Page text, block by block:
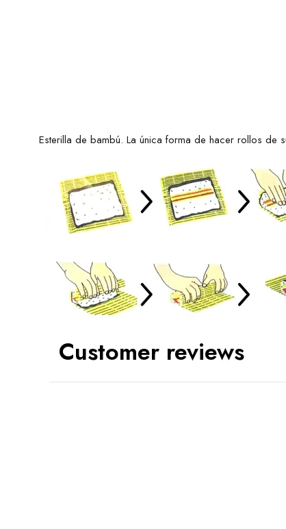
Esterilla de bambú. La única forma de hacer rollos de
Customer reviews